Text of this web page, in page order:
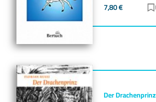
7,80€
Der Drachenprinz